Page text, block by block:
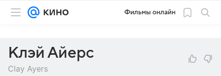
Фильмы онлайн
Клэй Айерс
Clay Ayers